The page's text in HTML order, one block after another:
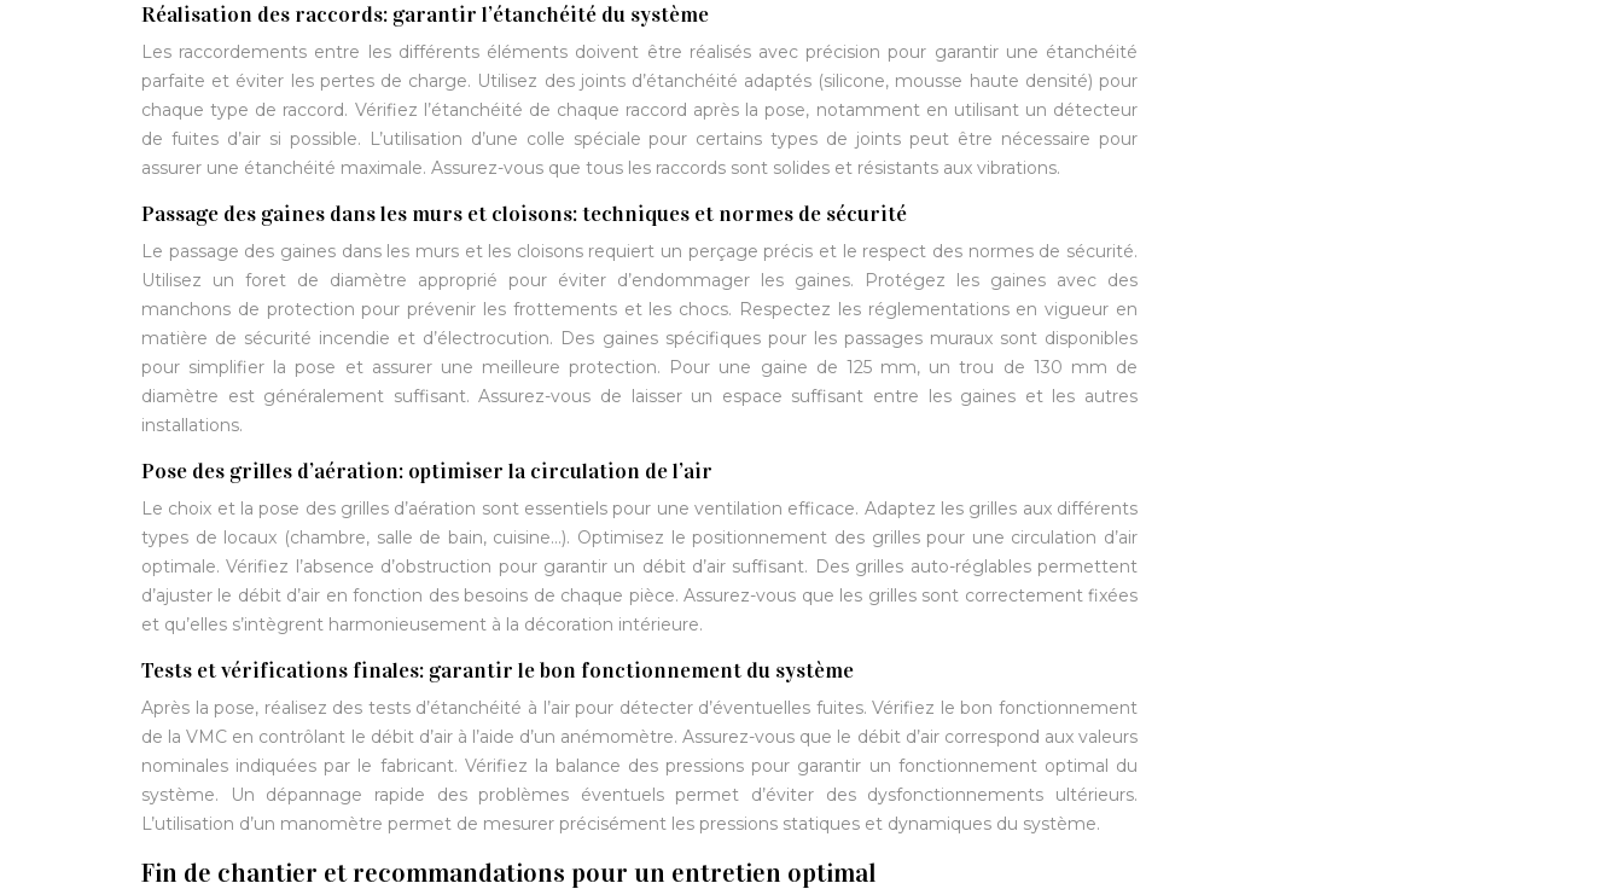
Réalisation des raccords: garantir l’étanchéité du système
Les raccordements entre les différents éléments doivent être réalisés avec précision pour garantir une étanchéité
parfaite et éviter les pertes de charge. Utilisez des joints d’étanchéité adaptés (silicone, mousse haute densité) pour
chaque type de raccord. Vérifiez l’étanchéité de chaque raccord après la pose, notamment en utilisant un détecteur
de fuites d’air si possible. L’utilisation d’une colle spéciale pour certains types de joints peut être nécessaire pour
assurer une étanchéité maximale. Assurez-vous que tous les raccords sont solides et résistants aux vibrations.
Passage des gaines dans les murs et cloisons: techniques et normes de sécurité
Le passage des gaines dans les murs et les cloisons requiert un perçage précis et le respect des normes de sécurité.
Utilisez un foret de diamètre approprié pour éviter d’endommager les gaines. Protégez les gaines avec des
manchons de protection pour prévenir les frottements et les chocs. Respectez les réglementations en vigueur en
matière de sécurité incendie et d’électrocution. Des gaines spécifiques pour les passages muraux sont disponibles
pour simplifier la pose et assurer une meilleure protection. Pour une gaine de 125 mm, un trou de 130 mm de
diamètre est généralement suffisant. Assurez-vous de laisser un espace suffisant entre les gaines et les autres
installations.
Pose des grilles d’aération: optimiser la circulation de l’air
Le choix et la pose des grilles d’aération sont essentiels pour une ventilation efficace. Adaptez les grilles aux différents
types de locaux (chambre, salle de bain, cuisine…). Optimisez le positionnement des grilles pour une circulation d’air
optimale. Vérifiez l’absence d’obstruction pour garantir un débit d’air suffisant. Des grilles auto-réglables permettent
d’ajuster le débit d’air en fonction des besoins de chaque pièce. Assurez-vous que les grilles sont correctement fixées
et qu’elles s’intègrent harmonieusement à la décoration intérieure.
Tests et vérifications finales: garantir le bon fonctionnement du système
Après la pose, réalisez des tests d’étanchéité à l’air pour détecter d’éventuelles fuites. Vérifiez le bon fonctionnement
de la VMC en contrôlant le débit d’air à l’aide d’un anémomètre. Assurez-vous que le débit d’air correspond aux valeurs
nominales indiquées par le fabricant. Vérifiez la balance des pressions pour garantir un fonctionnement optimal du
système. Un dépannage rapide des problèmes éventuels permet d’éviter des dysfonctionnements ultérieurs.
L’utilisation d’un manomètre permet de mesurer précisément les pressions statiques et dynamiques du système.
Fin de chantier et recommandations pour un entretien optimal